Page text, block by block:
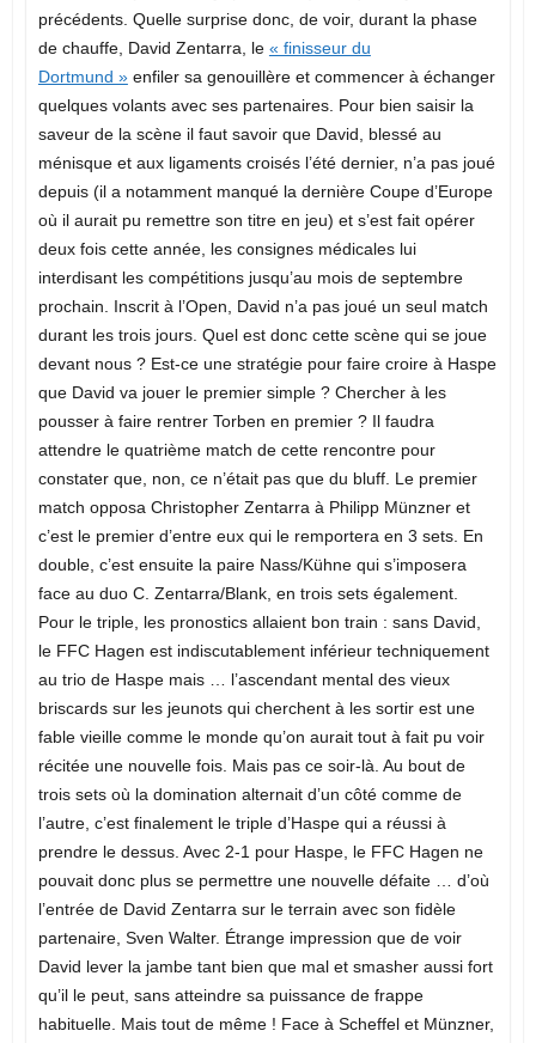
précédents. Quelle surprise donc, de voir, durant la phase
de chauffe, David Zentarra, le « finisseur du
Dortmund »enfiler sa genouillère et commencer à échanger
quelques volants avec ses partenaires. Pour bien saisir la
saveur de la scène il faut savoir que David, blessé au
ménisque et aux ligaments croisés l’été dernier, n’a pas joué
depuis (il a notamment manqué la dernière Coupe d’Europe
où il aurait pu remettre son titre en jeu) et s’est fait opérer
deux fois cette année, les consignes médicales lui
interdisant les compétitions jusqu’au mois de septembre
prochain. Inscrit à l’Open, David n’a pas joué un seul match
durant les trois jours. Quel est donc cette scène qui se joue
devant nous ? Est-ce une stratégie pour faire croire à Haspe
que David va jouer le premier simple ? Chercher à les
pousser à faire rentrer Torben en premier ? Il faudra
attendre le quatrième match de cette rencontre pour
constater que, non, ce n’était pas que du bluff. Le premier
match opposa Christopher Zentarra à Philipp Münzner et
c’est le premier d’entre eux qui le remportera en 3 sets. En
double, c’est ensuite la paire Nass/Kühne qui s’imposera
face au duo C. Zentarra/Blank, en trois sets également.
Pour le triple, les pronostics allaient bon train : sans David,
le FFC Hagen est indiscutablement inférieur techniquement
au trio de Haspe mais … l’ascendant mental des vieux
briscards sur les jeunots qui cherchent à les sortir est une
fable vieille comme le monde qu’on aurait tout à fait pu voir
récitée une nouvelle fois. Mais pas ce soir-là. Au bout de
trois sets où la domination alternait d’un côté comme de
l’autre, c’est finalement le triple d’Haspe qui a réussi à
prendre le dessus. Avec 2-1 pour Haspe, le FFC Hagen ne
pouvait donc plus se permettre une nouvelle défaite … d’où
l’entrée de David Zentarra sur le terrain avec son fidèle
partenaire, Sven Walter. Étrange impression que de voir
David lever la jambe tant bien que mal et smasher aussi fort
qu’il le peut, sans atteindre sa puissance de frappe
habituelle. Mais tout de même ! Face à Scheffel et Münzner,